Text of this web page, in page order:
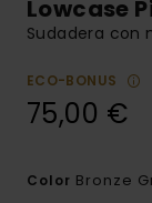
Lowcase
Sudadera con
ECO-BONUS
75,00 €
Color Bronze